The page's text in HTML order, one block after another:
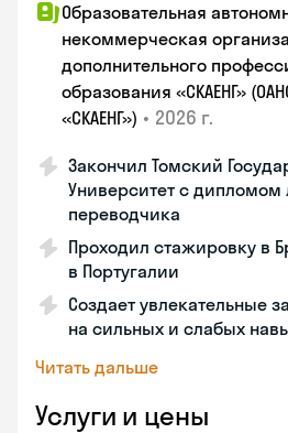
Образовательная
некоммерческая
дополнительного
образования «СКАЕНГ»
«СКАЕНГ») • 2026 г.
Закончил Томский
Университет с дипломом
переводчика
Проходил стажировку в
в Португалии
Создает увлекательные
на сильных и слабых
Читать дальше
Услуги и цены